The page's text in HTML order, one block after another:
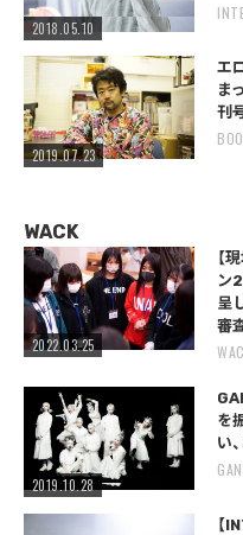
2018.05.10
2019.07.23
エ
ま
刊
WACK
2022.03.25
【
ン
呈
審
2019.10.28
を
い
【